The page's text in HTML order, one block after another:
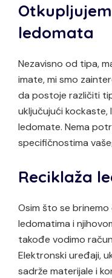
ledomata
Nezavisno od tipa,
imate, mi smo
da postoje različiti
uključujući kockaste,
ledomate. Nema
specifičnostima
Reciklaža
Osim što se
ledomatima i
takođe vodimo
Elektronski uređaji,
sadrže materijale i